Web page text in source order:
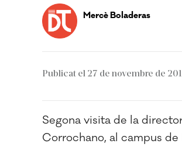
Mercè Boladeras
Publicat el 27 de novembre de
Segona visita de la
Corrochano, al campus